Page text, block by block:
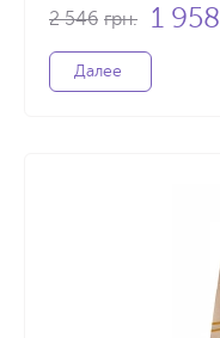
2 546 грн. 1 958
Далее